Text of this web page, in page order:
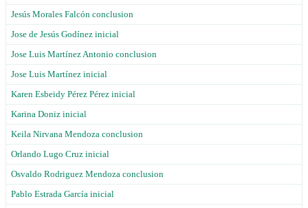
Jesús Morales Falcón conclusion
Jose de Jesús Godínez inicial
Jose Luis Martínez Antonio conclusion
Jose Luis Martínez inicial
Karen Esbeidy Pérez Pérez inicial
Karina Doniz inicial
Keila Nirvana Mendoza conclusion
Orlando Lugo Cruz inicial
Osvaldo Rodriguez Mendoza conclusion
Pablo Estrada García inicial